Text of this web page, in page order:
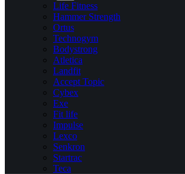
Life Fitness
Hammer Strength
Ortus
Technogym
Bodystrong
Atletica
Landfit
Accept Topic
Cybex
Exe
Fit life
Impulse
Lexco
Senkron
Startrac
Teca